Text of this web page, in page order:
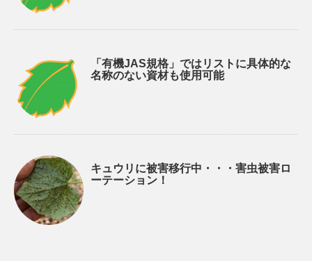
「有機JAS規格」ではリストに具体的な
名称のない資材も使用可能
キュウリに被害移行中・・・害虫被害ロ
ーテーション！